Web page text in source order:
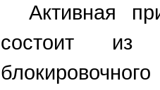
Активная
состоит из